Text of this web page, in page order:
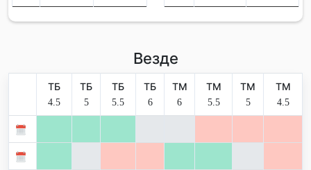
Везде
ТБ
4.5
ТБ
5
ТБ
5.5
ТБ
6
ТМ
6
ТМ
5.5
ТМ
5
ТМ
4.5